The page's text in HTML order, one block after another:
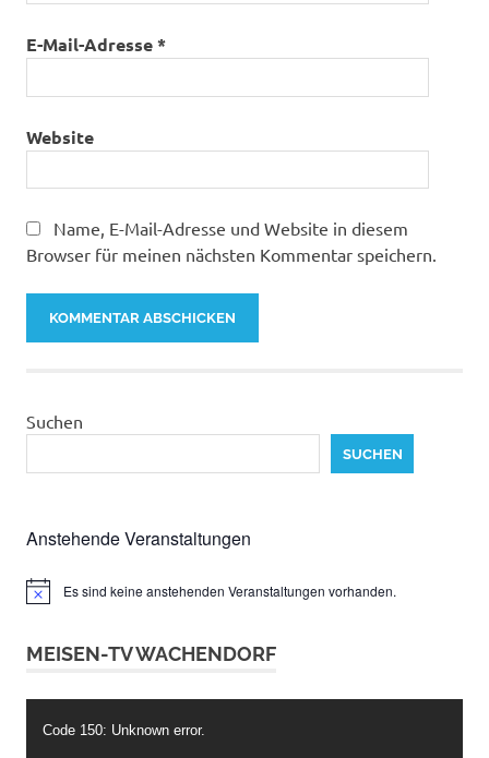
E-Mail-Adresse*
Website
Name, E-Mail-Adresse und Website in diesem
Browser für meinen nächsten Kommentar speichern.
Suchen
SUCHEN
Anstehende Veranstaltungen
HinweisEs sind keine anstehenden Veranstaltungen vorhanden.
MEISEN-TV WACHENDORF
Player
Code 150: Unknown error.